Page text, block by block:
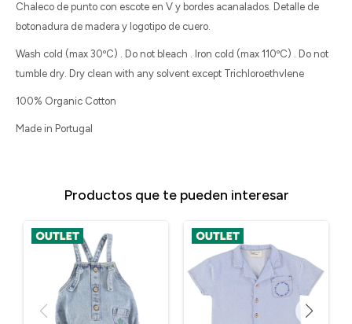
Chaleco de punto con escote en V y bordes acanalados. Detalle de
botonadura de madera y logotipo de cuero.
Wash cold (max 30ºC) . Do not bleach . Iron cold (max 110ºC) . Do not
tumble dry. Dry clean with any solvent except Trichloroethvlene
100% Organic Cotton
Made in Portugal
Productos que te pueden interesar